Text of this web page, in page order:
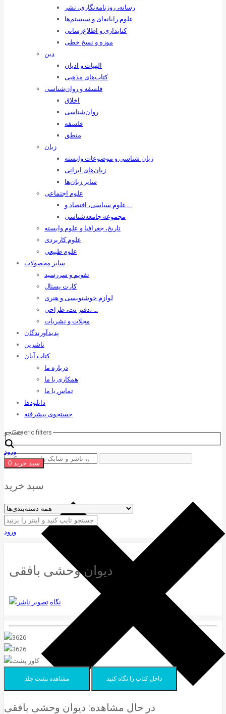
رسانه‌، روزنامه‌نگاری، نشر
علوم رایانه‌ای و سیستم‌ها
کتابداری و اطلاع‌رسانی
موزه و نسخ خطی
دین
الهیات و ادیان
کتاب‌های مذهبی
فلسفه و روان‌شناسی
اخلاق
روان‌شناسی
فلسفه
منطق
زبان
زبان ‌شناسی و موضوعات وابسته
زبان‌های ایرانی
سایر زبان‌ها
علوم اجتماعی
علوم سیاسی، اقتصاد و …
مجموعه جامعه‌شناسی
تاریخ، جغرافیا و علوم وابسته
علوم کاربردی
علوم طبیعی
سایر محصولات
تقویم و سررسید
کارت پستال
لوازم خوشنویسی و هنری
دفتر نت، طراحی، …
مجلات و نشریات
پدیدآورندگان
ناشرین
کتاب آبان
درباره ما
همکاری با ما
تماس با ما
دانلودها
جستجوی پیشرفته
جستجو
Generic filters
ورود
سبد خرید 0
سبد خرید
ورود
نگاه
مشاهده پشت جلد داخل کتاب را نگاه کنید
در حال مشاهده: